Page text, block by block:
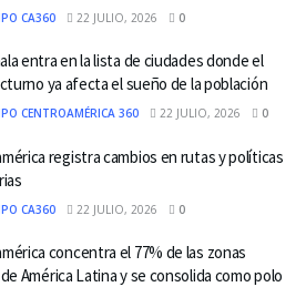
CA360 22 JULIO, 2026 0
entra en la lista de ciudades donde el
ya afecta el sueño de la población
CENTROAMÉRICA 360 22 JULIO, 2026 0
registra cambios en rutas y políticas
CA360 22 JULIO, 2026 0
concentra el 77% de las zonas
América Latina y se consolida como polo